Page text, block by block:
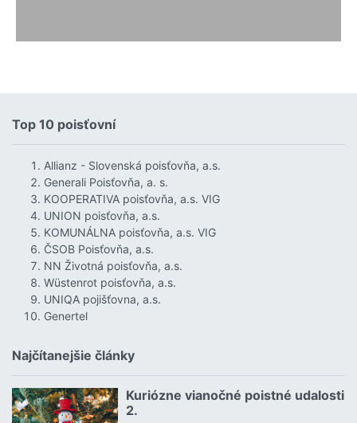
Top 10 poisťovní
Allianz - Slovenská poisťovňa, a.s.
Generali Poisťovňa, a. s.
KOOPERATIVA poisťovňa, a.s. VIG
UNION poisťovňa, a.s.
KOMUNÁLNA poisťovňa, a.s. VIG
ČSOB Poisťovňa, a.s.
NN Životná poisťovňa, a.s.
Wüstenrot poisťovňa, a.s.
UNIQA pojišťovna, a.s.
Genertel
Najčítanejšie články
Kuriózne vianočné poistné udalosti
2.
18.12.2024 | | redakcia